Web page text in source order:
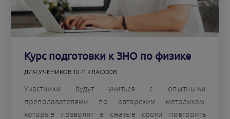
Курс подготовки к ЗНО по физике
ДЛЯ УЧЕНИКОВ 10-11 КЛАССОВ
Участники будут учиться с опытными
преподавателями по авторским методикам,
которые позволят в сжатые сроки повторить